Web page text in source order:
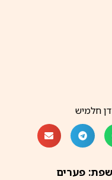
חלמיש
פערים